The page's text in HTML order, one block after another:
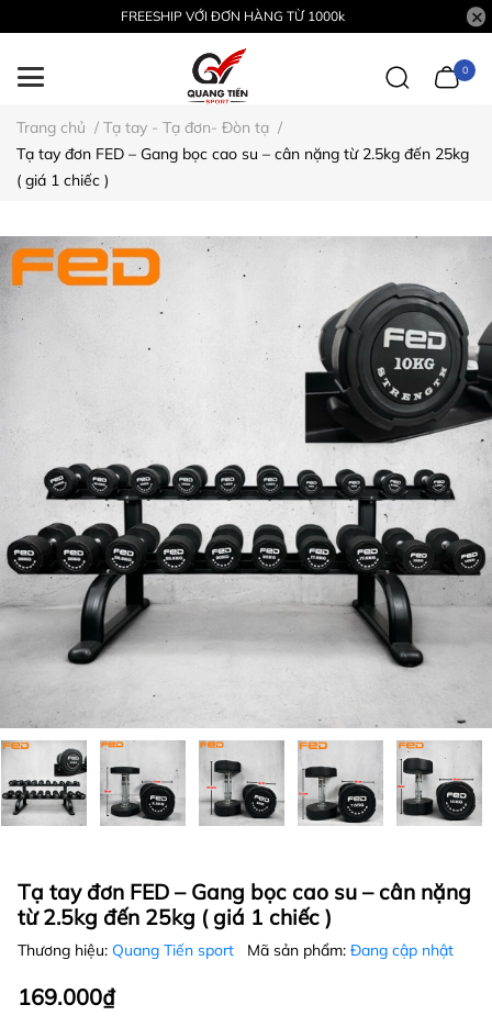
FREESHIP VỚI ĐƠN HÀNG TỪ 1000k
0
Trang chủ / Tạ tay - Tạ đơn- Đòn tạ /
Tạ tay đơn FED – Gang bọc cao su – cân nặng từ 2.5kg đến 25kg
( giá 1 chiếc )
Tạ tay đơn FED – Gang bọc cao su – cân nặng
từ 2.5kg đến 25kg ( giá 1 chiếc )
Thương hiệu: Quang Tiến sport Mã sản phẩm: Đang cập nhật
169.000₫